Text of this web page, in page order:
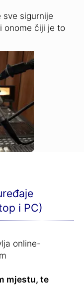
sigurnije
onome čiji je to
i PC)
online-
mjestu, te